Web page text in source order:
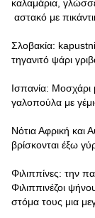
καλαμάρια,
αστακό με
Σλοβακία:
τηγανιτό ψάρι
Ισπανία: Μοσχάρι
γαλοπούλα με
Νότια Αφρική και
βρίσκονται έξω
Φιλιππίνες: την
Φιλιππινέζοι
στόμα τους μια